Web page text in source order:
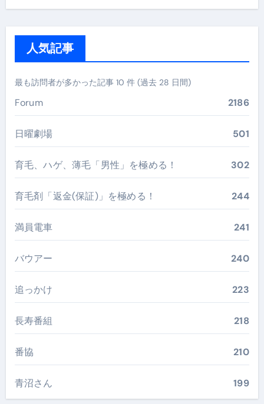
人気記事
最も訪問者が多かった記事 10 件 (過去 28 日間)
Forum 2186
日曜劇場 501
育毛、ハゲ、薄毛「男性」を極める！ 302
育毛剤「返金(保証)」を極める！ 244
満員電車 241
バウアー 240
追っかけ 223
長寿番組 218
番協 210
青沼さん 199